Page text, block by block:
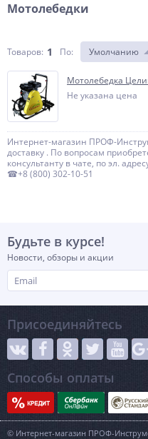
Мотолебедки
Товаров: 1 По: Умолчанию
Мотолебедка
Не указана цена
Интернет-магазин ПРОФ-
доставку . По вопросам
консультанту в чате, по эл.
☎+8 (800) 302-10-51
Будьте в курсе!
Новости, обзоры и акции
Присоединяйтесь
Способы оплаты
© Интернет-магазин ПРОФ-